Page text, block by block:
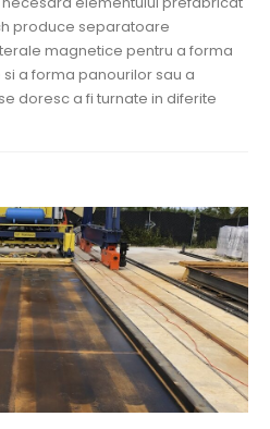
produce separatoare
magnetice pentru a forma
a forma panourilor sau a
doresc a fi turnate in diferite